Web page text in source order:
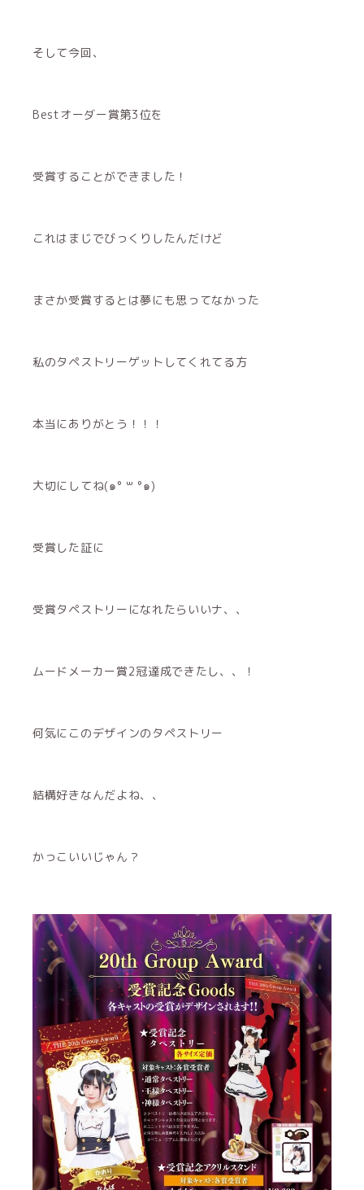
そして今回、
Bestオーダー賞第3位を
受賞することができました！
これはまじでびっくりしたんだけど
まさか受賞するとは夢にも思ってなかった
私のタペストリーゲットしてくれてる方
本当にありがとう！！！
大切にしてね(๑° ꒳ °๑)
受賞した証に
受賞タペストリーになれたらいいナ、、
ムードメーカー賞2冠達成できたし、、！
何気にこのデザインのタペストリー
結構好きなんだよね、、
かっこいいじゃん？